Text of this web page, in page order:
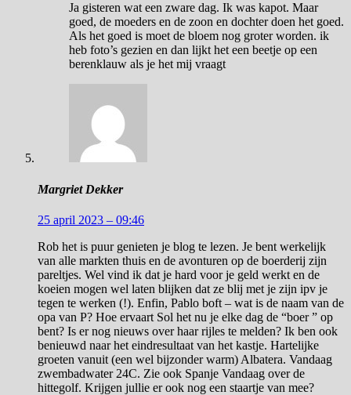
Ja gisteren wat een zware dag. Ik was kapot. Maar
goed, de moeders en de zoon en dochter doen het goed.
Als het goed is moet de bloem nog groter worden. ik
heb foto’s gezien en dan lijkt het een beetje op een
berenklauw als je het mij vraagt
Margriet Dekker
25 april 2023 – 09:46
Rob het is puur genieten je blog te lezen. Je bent werkelijk
van alle markten thuis en de avonturen op de boerderij zijn
pareltjes. Wel vind ik dat je hard voor je geld werkt en de
koeien mogen wel laten blijken dat ze blij met je zijn ipv je
tegen te werken (!). Enfin, Pablo boft – wat is de naam van de
opa van P? Hoe ervaart Sol het nu je elke dag de “boer ” op
bent? Is er nog nieuws over haar rijles te melden? Ik ben ook
benieuwd naar het eindresultaat van het kastje. Hartelijke
groeten vanuit (een wel bijzonder warm) Albatera. Vandaag
zwembadwater 24C. Zie ook Spanje Vandaag over de
hittegolf. Krijgen jullie er ook nog een staartje van mee?